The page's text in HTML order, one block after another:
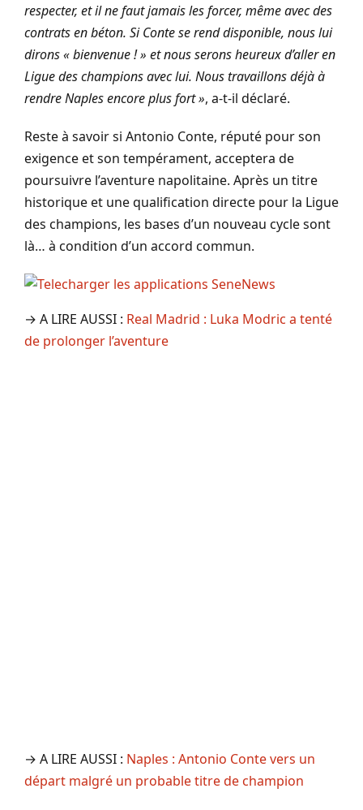
respecter, et il ne faut jamais les forcer, même avec des
contrats en béton. Si Conte se rend disponible, nous lui
dirons « bienvenue ! » et nous serons heureux d’aller en
Ligue des champions avec lui. Nous travaillons déjà à
rendre Naples encore plus fort », a-t-il déclaré.
Reste à savoir si Antonio Conte, réputé pour son
exigence et son tempérament, acceptera de
poursuivre l’aventure napolitaine. Après un titre
historique et une qualification directe pour la Ligue
des champions, les bases d’un nouveau cycle sont
là… à condition d’un accord commun.
→ A LIRE AUSSI : Real Madrid : Luka Modric a tenté
de prolonger l’aventure
→ A LIRE AUSSI : Naples : Antonio Conte vers un
départ malgré un probable titre de champion